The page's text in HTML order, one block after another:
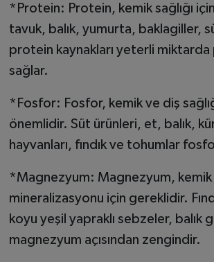
*Protein: Protein, kemik sağlığı
tavuk, balık, yumurta, baklagiller,
protein kaynakları yeterli miktarda
sağlar.
*Fosfor: Fosfor, kemik ve diş
önemlidir. Süt ürünleri, et, balık,
hayvanları, fındık ve tohumlar
*Magnezyum: Magnezyum, kemik
mineralizasyonu için gereklidir.
koyu yeşil yapraklı sebzeler, balık
magnezyum açısından zengindir.